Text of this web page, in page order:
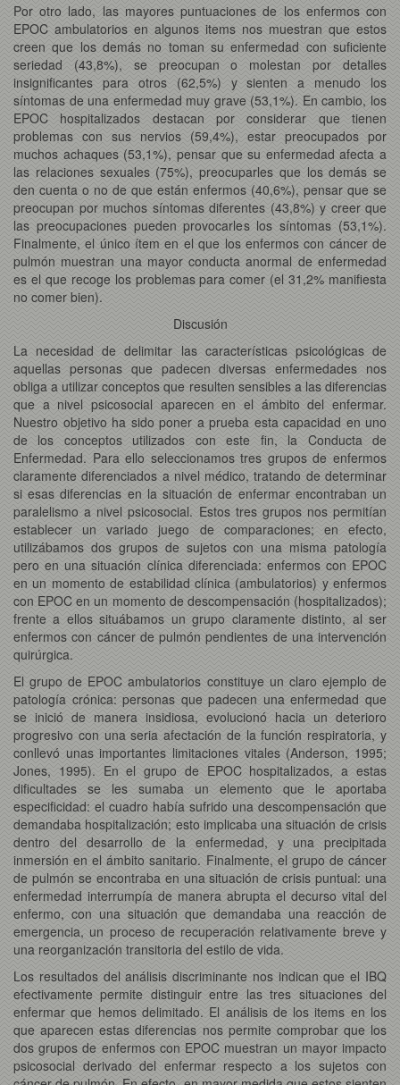
Por otro lado, las mayores puntuaciones de los enfermos con
EPOC ambulatorios en algunos items nos muestran que estos
creen que los demás no toman su enfermedad con suficiente
seriedad (43,8%), se preocupan o molestan por detalles
insignificantes para otros (62,5%) y sienten a menudo los
síntomas de una enfermedad muy grave (53,1%). En cambio, los
EPOC hospitalizados destacan por considerar que tienen
problemas con sus nervios (59,4%), estar preocupados por
muchos achaques (53,1%), pensar que su enfermedad afecta a
las relaciones sexuales (75%), preocuparles que los demás se
den cuenta o no de que están enfermos (40,6%), pensar que se
preocupan por muchos síntomas diferentes (43,8%) y creer que
las preocupaciones pueden provocarles los síntomas (53,1%).
Finalmente, el único ítem en el que los enfermos con cáncer de
pulmón muestran una mayor conducta anormal de enfermedad
es el que recoge los problemas para comer (el 31,2% manifiesta
no comer bien).
Discusión
La necesidad de delimitar las características psicológicas de
aquellas personas que padecen diversas enfermedades nos
obliga a utilizar conceptos que resulten sensibles a las diferencias
que a nivel psicosocial aparecen en el ámbito del enfermar.
Nuestro objetivo ha sido poner a prueba esta capacidad en uno
de los conceptos utilizados con este fin, la Conducta de
Enfermedad. Para ello seleccionamos tres grupos de enfermos
claramente diferenciados a nivel médico, tratando de determinar
si esas diferencias en la situación de enfermar encontraban un
paralelismo a nivel psicosocial. Estos tres grupos nos permitían
establecer un variado juego de comparaciones; en efecto,
utilizábamos dos grupos de sujetos con una misma patología
pero en una situación clínica diferenciada: enfermos con EPOC
en un momento de estabilidad clínica (ambulatorios) y enfermos
con EPOC en un momento de descompensación (hospitalizados);
frente a ellos situábamos un grupo claramente distinto, al ser
enfermos con cáncer de pulmón pendientes de una intervención
quirúrgica.
El grupo de EPOC ambulatorios constituye un claro ejemplo de
patología crónica: personas que padecen una enfermedad que
se inició de manera insidiosa, evolucionó hacia un deterioro
progresivo con una seria afectación de la función respiratoria, y
conllevó unas importantes limitaciones vitales (Anderson, 1995;
Jones, 1995). En el grupo de EPOC hospitalizados, a estas
dificultades se les sumaba un elemento que le aportaba
especificidad: el cuadro había sufrido una descompensación que
demandaba hospitalización; esto implicaba una situación de crisis
dentro del desarrollo de la enfermedad, y una precipitada
inmersión en el ámbito sanitario. Finalmente, el grupo de cáncer
de pulmón se encontraba en una situación de crisis puntual: una
enfermedad interrumpía de manera abrupta el decurso vital del
enfermo, con una situación que demandaba una reacción de
emergencia, un proceso de recuperación relativamente breve y
una reorganización transitoria del estilo de vida.
Los resultados del análisis discriminante nos indican que el IBQ
efectivamente permite distinguir entre las tres situaciones del
enfermar que hemos delimitado. El análisis de los items en los
que aparecen estas diferencias nos permite comprobar que los
dos grupos de enfermos con EPOC muestran un mayor impacto
psicosocial derivado del enfermar respecto a los sujetos con